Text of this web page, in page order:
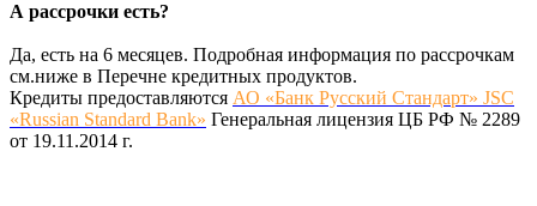
А рассрочки есть?
Да, есть на 6 месяцев. Подробная информация по рассрочкам
см.ниже в Перечне кредитных продуктов.
Кредиты предоставляются АО «Банк Русский Стандарт» JSC
«Russian Standard Bank» Генеральная лицензия ЦБ РФ № 2289
от 19.11.2014 г.